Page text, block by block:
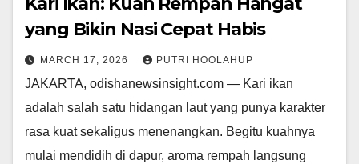
yang Bikin Nasi Cepat Habis
MARCH 17, 2026 PUTRI HOOLAHUP
JAKARTA, odishanewsinsight.com — Kari ikan
adalah salah satu hidangan laut yang punya karakter
rasa kuat sekaligus menenangkan. Begitu kuahnya
mulai mendidih di dapur, aroma rempah langsung